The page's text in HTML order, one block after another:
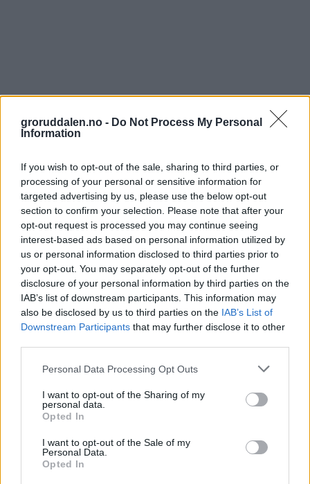
groruddalen.no - Do Not Process My Personal
Information
If you wish to opt-out of the sale, sharing to third parties, or
processing of your personal or sensitive information for
targeted advertising by us, please use the below opt-out
section to confirm your selection. Please note that after your
opt-out request is processed you may continue seeing
interest-based ads based on personal information utilized by
us or personal information disclosed to third parties prior to
your opt-out. You may separately opt-out of the further
disclosure of your personal information by third parties on the
IAB’s list of downstream participants. This information may
also be disclosed by us to third parties on the IAB’s List of
Downstream Participants that may further disclose it to other
Personal Data Processing Opt Outs
I want to opt-out of the Sharing of my
personal data.
Opted In
I want to opt-out of the Sale of my
Personal Data.
Opted In